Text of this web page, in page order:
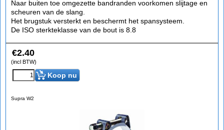
Naar buiten toe omgezette bandranden voorkomen slijtage en
scheuren van de slang.
Het brugstuk versterkt en beschermt het spansysteem.
De ISO sterkteklasse van de bout is 8.8
€2.40
(incl BTW)
Koop nu
Supra W2